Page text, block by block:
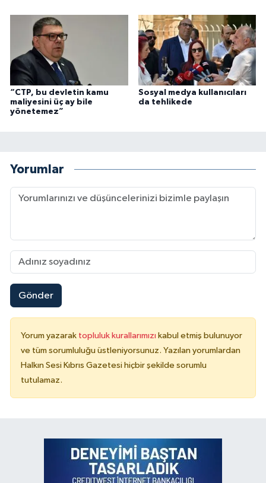
“CTP, bu devletin kamu
maliyesini üç ay bile
yönetemez”
Sosyal medya kullanıcıları
da tehlikede
Yorumlar
Gönder
Yorum yazarak topluluk kurallarımızı kabul etmiş bulunuyor
ve tüm sorumluluğu üstleniyorsunuz. Yazılan yorumlardan
Halkın Sesi Kıbrıs Gazetesi hiçbir şekilde sorumlu
tutulamaz.